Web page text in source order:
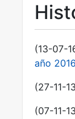
(13-07-
año 2016
(27-11-
(07-11-